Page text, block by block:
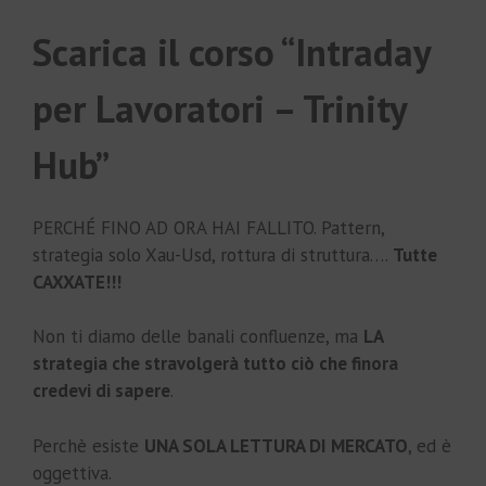
Scarica il corso “Intraday
per Lavoratori – Trinity
Hub”
PERCHÉ FINO AD ORA HAI FALLITO. Pattern,
strategia solo Xau-Usd,​ rottura di struttura…. Tutte
CAXXATE!!!
Non ti diamo delle banali confluenze, ma LA
strategia che stravolgerà tutto ciò che finora
credevi di sapere.
Perchè esiste UNA SOLA LETTURA DI MERCATO, ed è
oggettiva.